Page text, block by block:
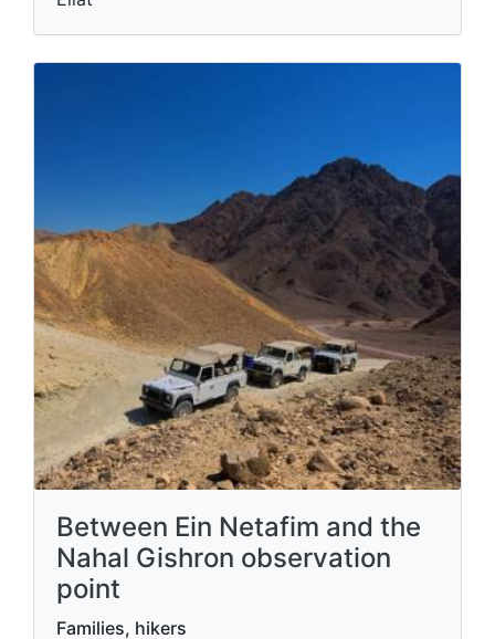
Between Ein Netafim and the
Nahal Gishron observation
point
Families, hikers